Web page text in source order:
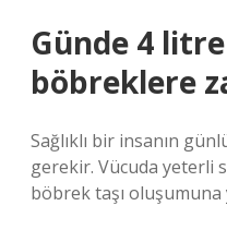
Günde 4
böbreklere
Sağlıklı bir insanın
gerekir. Vücuda yeterli
böbrek taşı oluşumuna